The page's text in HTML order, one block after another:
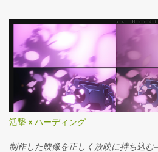
頭に様々な制作作業を進めて参りま
ご紹介したように、ディティールアッ
の無限城３Dモデルも劇場へ向けて全
し、劇場での映像体験の魅力を最大
的な劇場シアターでしたらどこでも
に想定していた映像で本作をご覧に
た通常シアターは一般的には5.1ch/
おり、映画館でしか得られないサラウ
されています。 ◆IMAX IMAXは、圧
―――― しばしばデジタル映像部への
す。 個別にお答えするのはフェアで
トリーをお返事とすることにいたし
ル映像部を目指す学生さん向けとな
願い致します。 Q:求めるスタッフに
のはモデリング・アニメーションに
フです。デジタル映像部内に入ってい
ットも含め、最終的なショット、ひい
任を意識していく事を求めていきます
活撃 × ハーディング
制作した映像を正しく放映に持ち込